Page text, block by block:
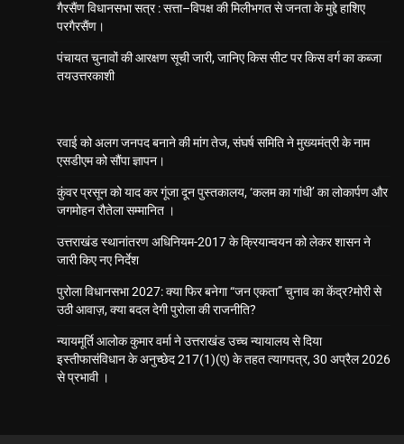
गैरसैंण विधानसभा सत्र : सत्ता–विपक्ष की मिलीभगत से जनता के मुद्दे हाशिए
परगैरसैंण।
पंचायत चुनावों की आरक्षण सूची जारी, जानिए किस सीट पर किस वर्ग का कब्जा
तयउत्तरकाशी
रवाई को अलग जनपद बनाने की मांग तेज, संघर्ष समिति ने मुख्यमंत्री के नाम
एसडीएम को सौंपा ज्ञापन।
कुंवर प्रसून को याद कर गूंजा दून पुस्तकालय, ‘कलम का गांधी’ का लोकार्पण और
जगमोहन रौतेला सम्मानित ।
उत्तराखंड स्थानांतरण अधिनियम-2017 के क्रियान्वयन को लेकर शासन ने
जारी किए नए निर्देश
पुरोला विधानसभा 2027: क्या फिर बनेगा “जन एकता” चुनाव का केंद्र?मोरी से
उठी आवाज़, क्या बदल देगी पुरोला की राजनीति?
न्यायमूर्ति आलोक कुमार वर्मा ने उत्तराखंड उच्च न्यायालय से दिया
इस्तीफासंविधान के अनुच्छेद 217(1)(ए) के तहत त्यागपत्र, 30 अप्रैल 2026
से प्रभावी ।